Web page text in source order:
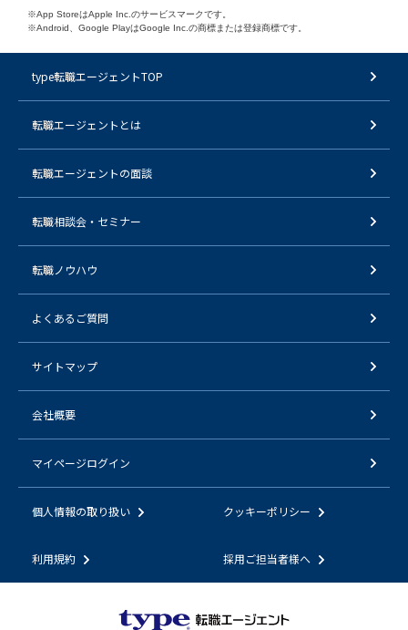
※App StoreはApple Inc.のサービスマークです。
※Android、Google PlayはGoogle Inc.の商標または登録商標です。
type転職エージェントTOP
転職エージェントとは
転職エージェントの面談
転職相談会・セミナー
転職ノウハウ
よくあるご質問
サイトマップ
会社概要
マイページログイン
個人情報の取り扱い クッキーポリシー
利用規約 採用ご担当者様へ